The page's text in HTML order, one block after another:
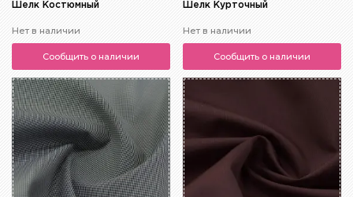
Шелк Костюмный
Нет в наличии
Сообщить о наличии
Шелк Курточный
Нет в наличии
Сообщить о наличии